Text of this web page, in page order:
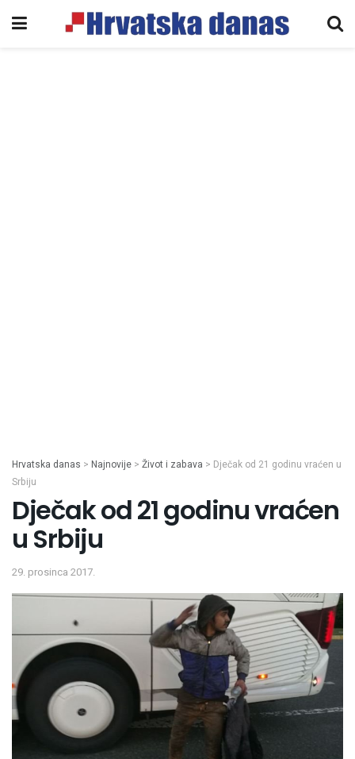
Hrvatska danas > Najnovije > Život i zabava > Dječak od 21 godinu vraćen u
Srbiju
Dječak od 21 godinu vraćen
u Srbiju
29. prosinca 2017.